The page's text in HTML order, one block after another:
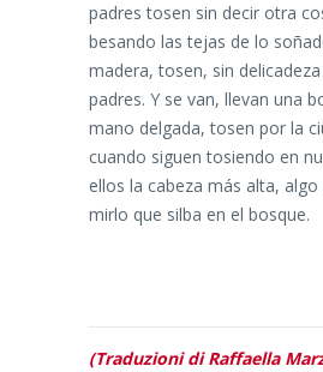
padres tosen sin decir otra
besando las tejas de lo
madera, tosen, sin
padres. Y se van, llevan una
mano delgada, tosen por la
cuando siguen tosiendo en
ellos la cabeza más alta,
mirlo que silba en el bosque.
(Traduzioni di Raffaella